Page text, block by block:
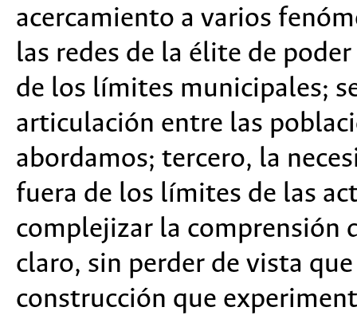
acercamiento a varios
las redes de la élite de
de los límites municipales;
articulación entre las
abordamos; tercero, la
fuera de los límites de las
complejizar la comprensión
claro, sin perder de vista
construcción que